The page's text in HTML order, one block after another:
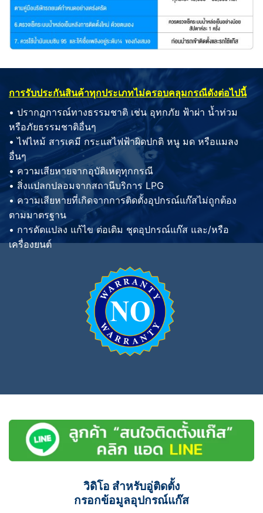
การรับประกันสินค้าทุกประเภทไม่ครอบคลุมกรณีดังต่อไปนี้
• ปรากฏการณ์ทางธรรมชาติ เช่น อุทกภัย ฟ้าผ่า น้ำท่วม
หรือภัยธรรมชาติอื่นๆ
• ไฟไหม้ สารเคมี กระแสไฟฟ้าผิดปกติ หนู มด หรือแมลง
อื่นๆ
• ความเสียหายจากอุบัติเหตุทุกกรณี
• สิ่งแปลกปลอมจากสถานีบริการ LPG
• ความเสียหายที่เกิดจากการติดตั้งอุปกรณ์แก๊สไม่ถูกต้อง
ตามมาตรฐาน
• การดัดแปลง แก้ไข ต่อเติม ชุดอุปกรณ์แก๊ส และ/หรือ
เครื่องยนต์
วิดิโอ สำหรับอู่ติดตั้ง
กรอกข้อมูลอุปกรณ์แก๊ส